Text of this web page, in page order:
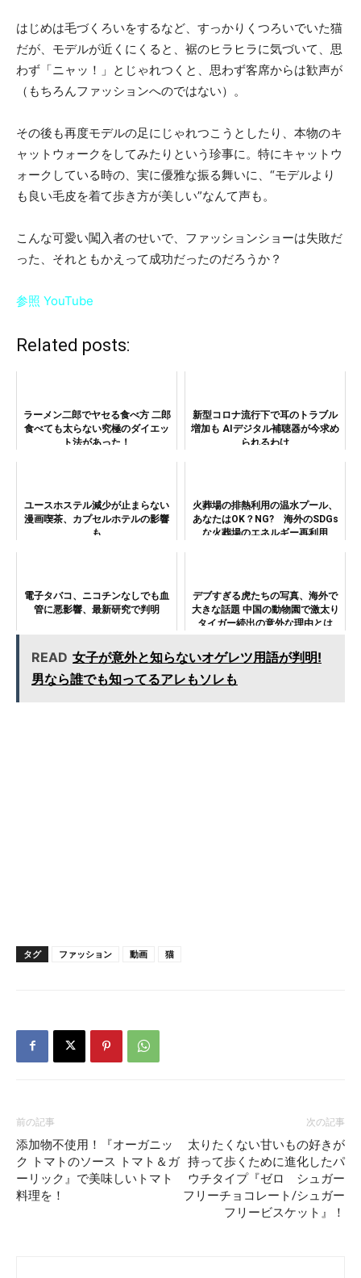
はじめは毛づくろいをするなど、すっかりくつろいでいた猫
だが、モデルが近くにくると、裾のヒラヒラに気づいて、思
わず「ニャッ！」とじゃれつくと、思わず客席からは歓声が
（もちろんファッションへのではない）。
その後も再度モデルの足にじゃれつこうとしたり、本物のキ
ャットウォークをしてみたりという珍事に。特にキャットウ
ォークしている時の、実に優雅な振る舞いに、“モデルより
も良い毛皮を着て歩き方が美しい”なんて声も。
こんな可愛い闖入者のせいで、ファッションショーは失敗だ
った、それともかえって成功だったのだろうか？
参照 YouTube
Related posts:
ラーメン二郎でヤセる食べ方 二郎
食べても太らない究極のダイエッ
ト法があった！
新型コロナ流行下で耳のトラブル
増加も AIデジタル補聴器が今求め
られるわけ
ユースホステル減少が止まらない
漫画喫茶、カプセルホテルの影響
も
火葬場の排熱利用の温水プール、
あなたはOK？NG? 海外のSDGs
な火葬場のエネルギー再利用
電子タバコ、ニコチンなしでも血
管に悪影響、最新研究で判明
デブすぎる虎たちの写真、海外で
大きな話題 中国の動物園で激太り
タイガー続出の意外な理由とは
READ 女子が意外と知らないオゲレツ用語が判明!
男なら誰でも知ってるアレもソレも
タグ ファッション 動画 猫
前の記事
添加物不使用！『オーガニッ
ク トマトのソース トマト＆ガ
ーリック』で美味しいトマト
料理を！
次の記事
太りたくない甘いもの好きが
持って歩くために進化したパ
ウチタイプ『ゼロ シュガー
フリーチョコレート/シュガー
フリービスケット』！